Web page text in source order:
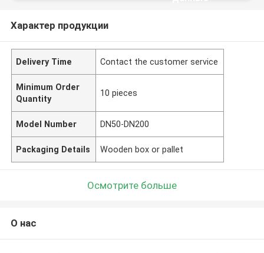
Характер продукции
Delivery Time Contact the customer service
Minimum Order
Quantity
10 pieces
Model Number DN50-DN200
Packaging Details Wooden box or pallet
Осмотрите больше
О нас